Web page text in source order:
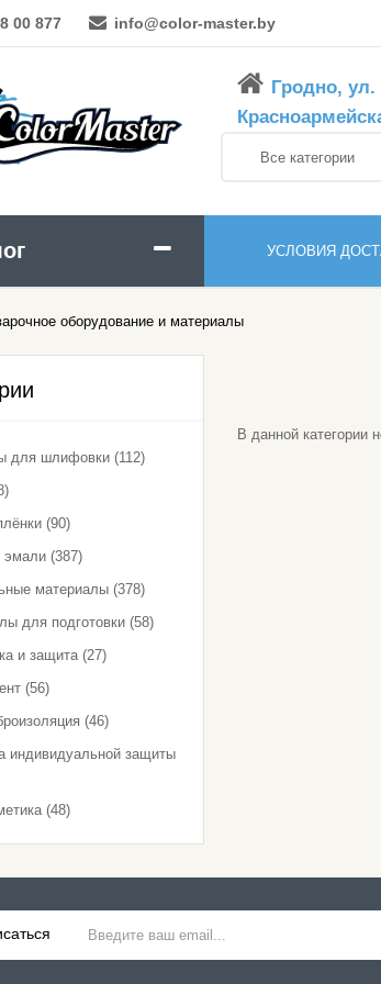
00 877 info@color-master.by
Гродно,
Для Шлифовки
И Защита
Плёнки
УСЛОВИЯ
оборудование и материалы
для шлифовки (112)
(90)
эмали (387)
материалы (378)
для подготовки (58)
и защита (27)
(56)
(46)
индивидуальной защиты
(48)
В данной категории